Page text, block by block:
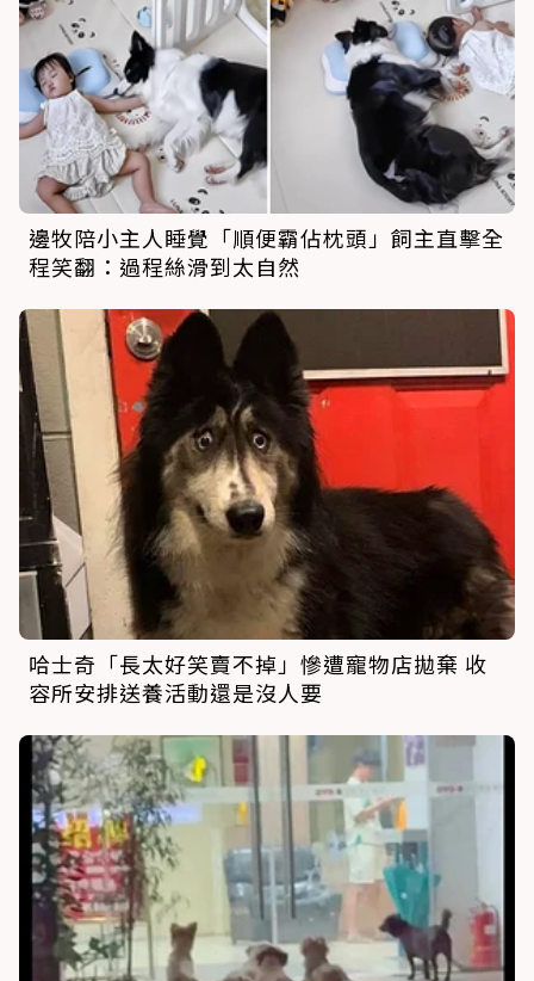
邊牧陪小主人睡覺「順便霸佔枕頭」飼主直擊全
程笑翻：過程絲滑到太自然
哈士奇「長太好笑賣不掉」慘遭寵物店拋棄 收
容所安排送養活動還是沒人要